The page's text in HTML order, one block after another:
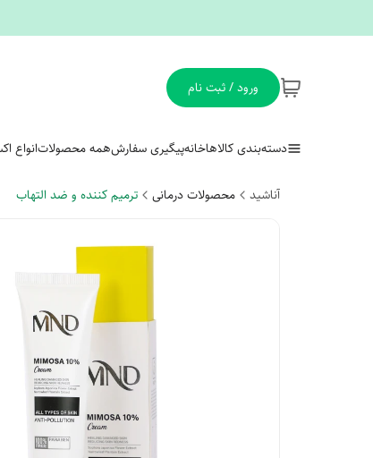
ورود / ثبت نام
دسته‌بندی کالاهاخانهپیگیری سفارشهمه محصولاتانواع
آناشید محصولات درمانی ترمیم کننده و ضد التهاب